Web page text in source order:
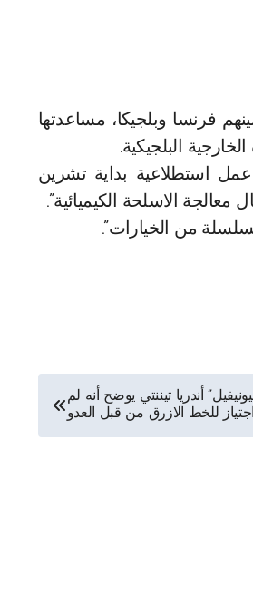
البلجيكية.
عمل استطلاعية بداية تشرين
معالجة الاسلحة الكيميائية”.
من الخيارات”.
أندريا تيننتي يوضح أنه لم
للخط الازرق من قبل العدو